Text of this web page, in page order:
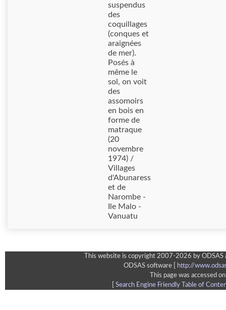
suspendus
des
coquillages
(conques et
araignées
de mer).
Posés à
même le
sol, on voit
des
assomoirs
en bois en
forme de
matraque
(20
novembre
1974) /
Villages
d'Abunaress
et de
Narombe -
Ile Malo -
Vanuatu
This website is copyright 2007-2026 by ODSAS
ODSAS software [
http://
This page was accessed
Search Engine Friendly Table of